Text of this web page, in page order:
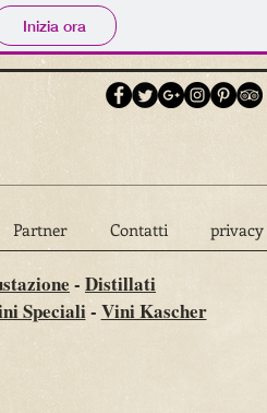
Inizia ora
Partner Contatti privacy
- Distillati
Speciali- Vini Kascher